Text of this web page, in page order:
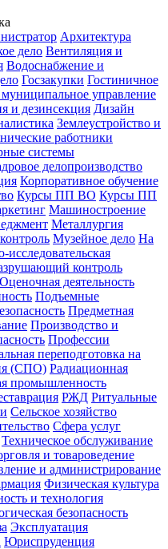
Архитектура
дело Вентиляция и
Водоснабжение и
Госзакупки Гостиничное
муниципальное управление
и дезинсекция Дизайн
Землеустройство и
работники
системы
делопроизводство
Корпоративное обучение
Курсы ПП ВО Курсы ПП
Машиностроение
Металлургия
Музейное дело На
исследовательская
контроль
Оценочная деятельность
Подъемные
Предметная
Производство и
Профессии
переподготовка на
(СПО) Радиационная
промышленность
РЖД Ритуальные
Сельское хозяйство
Сфера услуг
Техническое обслуживание
и товароведение
и администрирование
Физическая культура
и технология
безопасность
Эксплуатация
Юриспруденция